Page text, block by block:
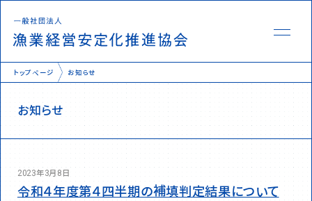
様式
業務情報
KPI報告
トップページ お知らせ
お知らせ
2023年3月8日
令和４年度第４四半期の補填判定結果について